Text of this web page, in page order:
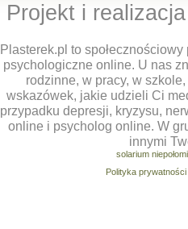
Projekt i
Plasterek.pl to
psychologiczne online. U nas
rodzinne, w pracy, w
wskazówek, jakie udzieli Ci
przypadku depresji, kryzysu,
online i psycholog online. W
innymi
solarium
Polityka prywatności